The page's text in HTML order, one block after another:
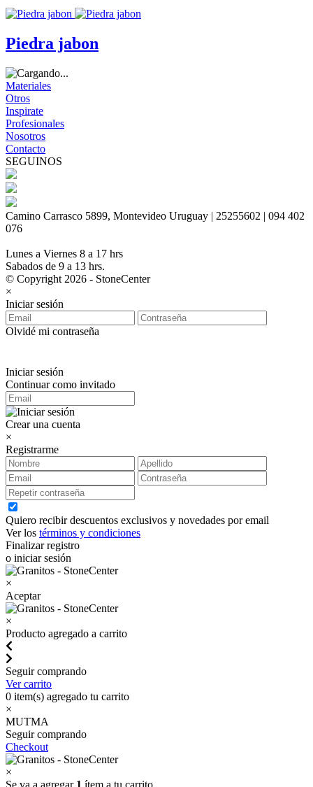
Piedra jabon
Materiales
Otros
Inspirate
Profesionales
Nosotros
Contacto
SEGUINOS
Camino Carrasco 5899, Montevideo Uruguay | 25255602 | 094 402
076
Lunes a Viernes 8 a 17 hrs
Sabados de 9 a 13 hrs.
© Copyright 2026 - StoneCenter
×
Iniciar sesión
Olvidé mi contraseña
Iniciar sesión
Continuar como invitado
Crear una cuenta
×
Registrarme
Quiero recibir descuentos exclusivos y novedades por email
Ver los términos y condiciones
Finalizar registro
o iniciar sesión
×
Aceptar
×
Producto agregado a carrito
Seguir comprando
Ver carrito
0 item(s) agregado tu carrito
×
MUTMA
Seguir comprando
Checkout
×
Se va a agregar 1 ítem a tu carrito